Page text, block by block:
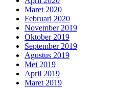
Maret 2020
Februari 2020
November 2019
Oktober 2019
September 2019
Agustus 2019
Mei 2019
April 2019
Maret 2019